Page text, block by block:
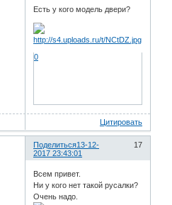
Есть у кого модель двери?
0
Цитировать
Поделиться 17
13-12-
2017 23:43:01
Всем привет.
Ни у кого нет такой русалки?
Очень надо.